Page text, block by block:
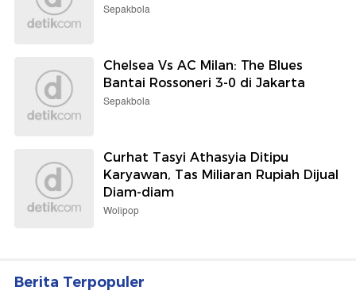
Sepakbola
Chelsea Vs AC Milan: The Blues
Bantai Rossoneri 3-0 di Jakarta
Sepakbola
Curhat Tasyi Athasyia Ditipu
Karyawan, Tas Miliaran Rupiah Dijual
Diam-diam
Wolipop
Berita Terpopuler